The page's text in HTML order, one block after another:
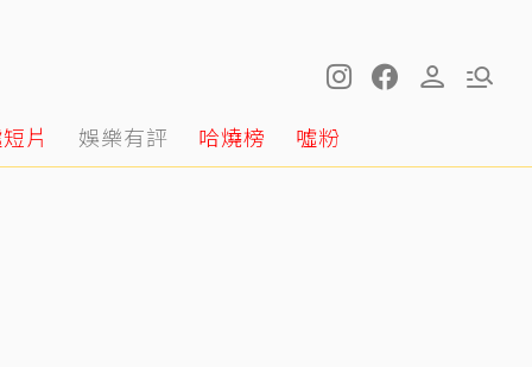
片 娛樂有評 哈燒榜 噓粉